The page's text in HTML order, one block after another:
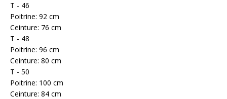
T - 46
Poitrine: 92 cm
Ceinture: 76 cm
T - 48
Poitrine: 96 cm
Ceinture: 80 cm
T - 50
Poitrine: 100 cm
Ceinture: 84 cm